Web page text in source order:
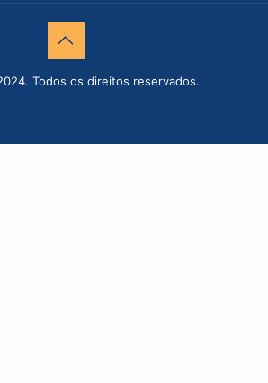
Todos os direitos reservados.